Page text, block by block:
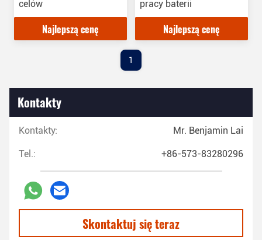
celów
Najlepszą cenę
pracy baterii
Najlepszą cenę
1
Kontakty
Kontakty: Mr. Benjamin Lai
Tel.: +86-573-83280296
Skontaktuj się teraz